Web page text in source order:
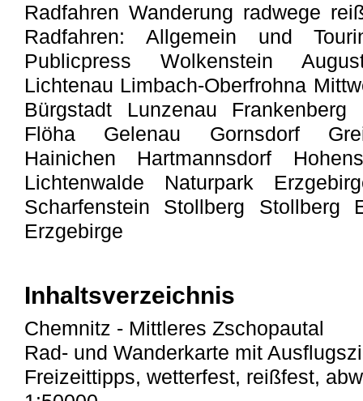
Radfahren Wanderung radwege
Radfahren: Allgemein und
Publicpress Wolkenstein
Lichtenau Limbach-Oberfrohna
Bürgstadt Lunzenau Frankenberg
Flöha Gelenau Gornsdorf
Hainichen Hartmannsdorf
Lichtenwalde Naturpark
Scharfenstein Stollberg Stollberg
Erzgebirge
Inhaltsverzeichnis
Chemnitz - Mittleres Zschopautal
Rad- und Wanderkarte mit
Freizeittipps, wetterfest, reißfest,